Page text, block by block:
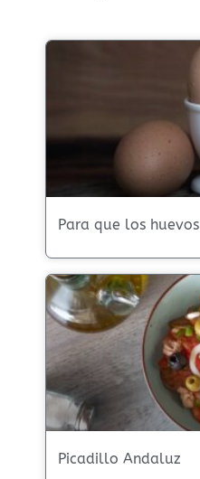
Para que los
Picadillo Andaluz